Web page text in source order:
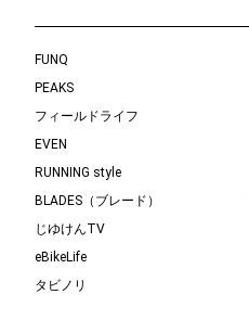
FUNQ
PEAKS
フィールドライフ
EVEN
RUNNING style
BLADES（ブレード）
じゆけんTV
eBikeLife
タビノリ